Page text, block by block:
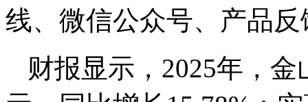
线、微信公众号、产品
财报显示，2025年，